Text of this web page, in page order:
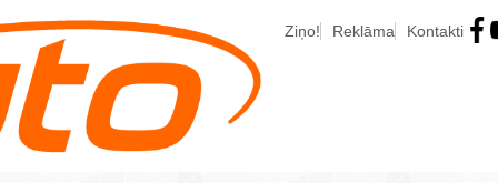
Ziņo! Reklāma Kontakti